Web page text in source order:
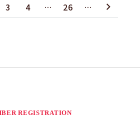
3 4 … 26 …
REGISTRATION